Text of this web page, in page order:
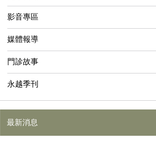
影音專區
媒體報導
門診故事
永越季刊
最新消息